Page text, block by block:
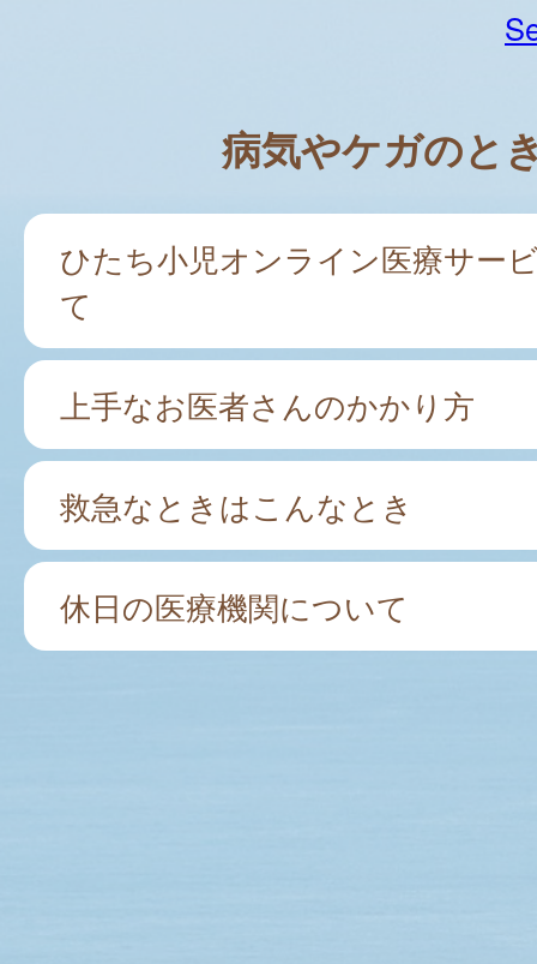
病気やケガのと
ひたち小児オンライン医療サー
て
上手なお医者さんのかかり方
救急なときはこんなとき
休日の医療機関について